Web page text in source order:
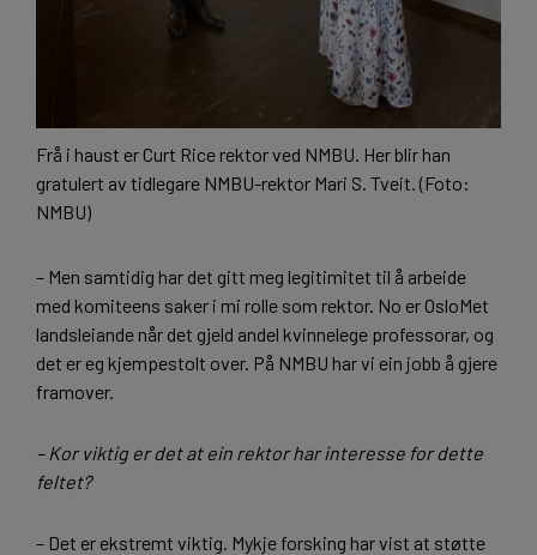
Frå i haust er Curt Rice rektor ved NMBU. Her blir han
gratulert av tidlegare NMBU-rektor Mari S. Tveit. (Foto:
NMBU)
– Men samtidig har det gitt meg legitimitet til å arbeide
med komiteens saker i mi rolle som rektor. No er OsloMet
landsleiande når det gjeld andel kvinnelege professorar, og
det er eg kjempestolt over. På NMBU har vi ein jobb å gjere
framover.
–Kor viktig er det at ein rektor har interesse for dette
feltet?
– Det er ekstremt viktig. Mykje forsking har vist at støtte